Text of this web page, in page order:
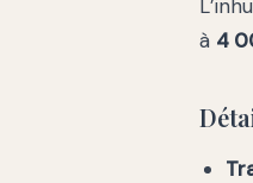
à 4